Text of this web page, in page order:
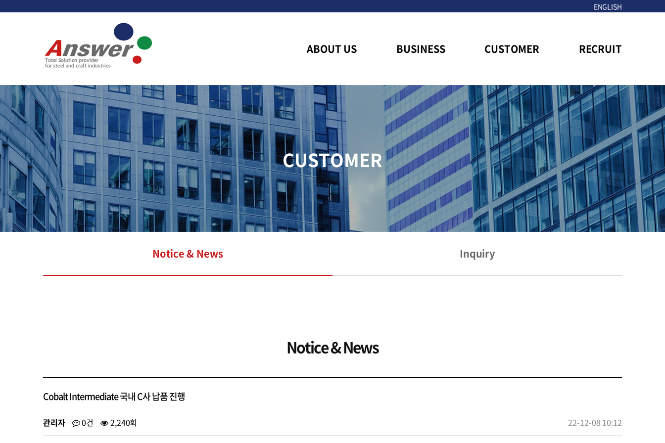
ENGLISH
ABOUT US BUSINESS CUSTOMER RECRUIT
CUSTOMER
Notice & News Inquiry
Notice & News
Cobalt Intermediate 국내 C사 납품 진행
관리자 0건 2,240회 22-12-08 10:12